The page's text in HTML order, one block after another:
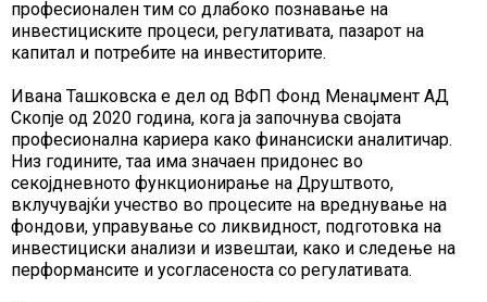
професионален тим со длабоко познавање на
инвестициските процеси, регулативата, пазарот на
капитал и потребите на инвеститорите.
Ивана Ташковска е дел од ВФП Фонд Менаџмент АД
Скопје од 2020 година, кога ја започнува својата
професионална кариера како финансиски аналитичар.
Низ годините, таа има значаен придонес во
секојдневното функционирање на Друштвото,
вклучувајќи учество во процесите на вреднување на
фондови, управување со ликвидност, подготовка на
инвестициски анализи и извештаи, како и следење на
перформансите и усогласеноста со регулативата.